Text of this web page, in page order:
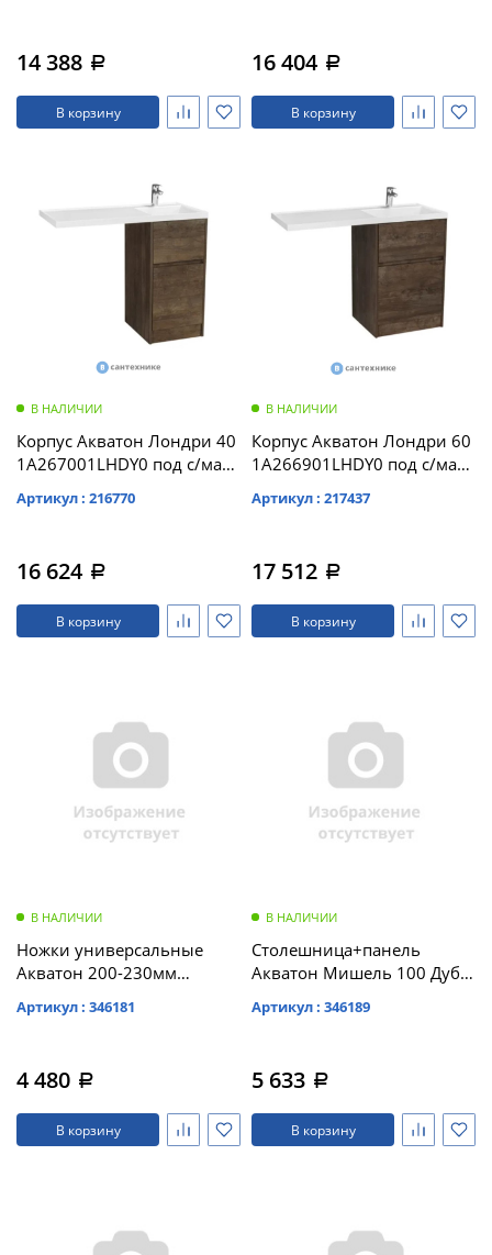
14 388 a
В корзину
16 404 a
В корзину
В НАЛИЧИИ
Корпус Акватон Лондри 40
1A267001LHDY0 под с/маш
Артикул : 216770
16 624 a
В корзину
В НАЛИЧИИ
Корпус Акватон Лондри 60
1A266901LHDY0 под с/маш
Артикул : 217437
17 512 a
В корзину
В НАЛИЧИИ
Ножки универсальные
Акватон 200-230мм
Артикул : 346181
4 480 a
В корзину
В НАЛИЧИИ
Столешница+панель
Акватон Мишель 100 Дуб
1A277103MIX40
Артикул : 346189
5 633 a
В корзину